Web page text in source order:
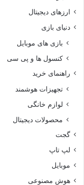
ارزهای دیجیتال
دنیای بازی
بازی های موبایل
کنسول ها و پی سی
راهنمای خرید
تجهیزات هوشمند
لوازم خانگی
محصولات دیجیتال
گجت
لپ تاپ
موبایل
هوش مصنوعی